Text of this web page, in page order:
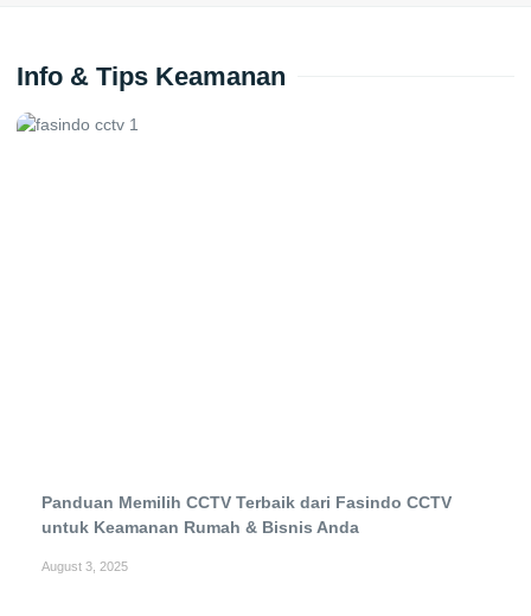
Info & Tips Keamanan
Panduan Memilih CCTV Terbaik dari Fasindo CCTV
untuk Keamanan Rumah & Bisnis Anda
August 3, 2025